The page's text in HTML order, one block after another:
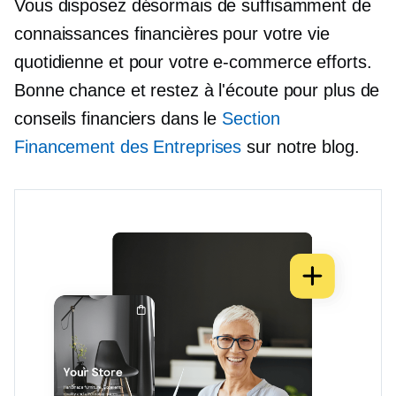
Vous disposez désormais de suffisamment de
connaissances financières pour votre vie
quotidienne et pour votree-commerceefforts.
Bonne chance et restez à l'écoute pour plus de
conseils financiers dans le Section
Financement des Entreprises sur notre blog.